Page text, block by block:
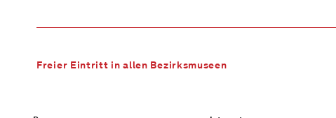
Freier Eintritt in allen Bezirksmuseen